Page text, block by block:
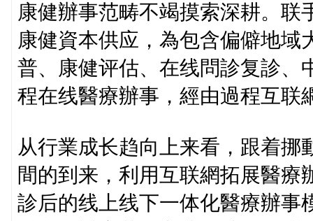
康健辦事范畴不竭摸索深耕。联
康健資本供应，為包含偏僻地域
普、康健评估、在线問診复診、
程在线醫療辦事，經由過程互联
从行業成长趋向上来看，跟着挪
間的到来，利用互联網拓展醫療
診后的线上线下一体化醫療辦事